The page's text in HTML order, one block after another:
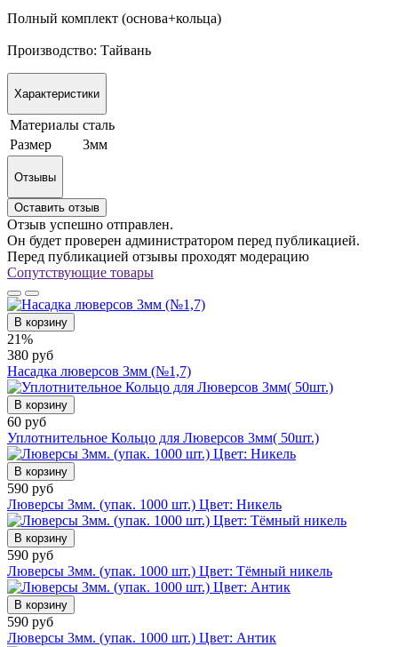
Полный комплект (основа+кольца)
Производство: Тайвань
Характеристики
Материалы сталь
Размер
3мм
Отзывы
Оставить отзыв
Отзыв успешно отправлен.
Он будет проверен администратором перед публикацией.
Перед публикацией отзывы проходят модерацию
Сопутствующие товары
В корзину
21%
380 руб
Насадка люверсов 3мм (№1,7)
В корзину
60 руб
Уплотнительное Кольцо для Люверсов 3мм( 50шт.)
В корзину
590 руб
Люверсы 3мм. (упак. 1000 шт.) Цвет: Никель
В корзину
590 руб
Люверсы 3мм. (упак. 1000 шт.) Цвет: Тёмный никель
В корзину
590 руб
Люверсы 3мм. (упак. 1000 шт.) Цвет: Антик